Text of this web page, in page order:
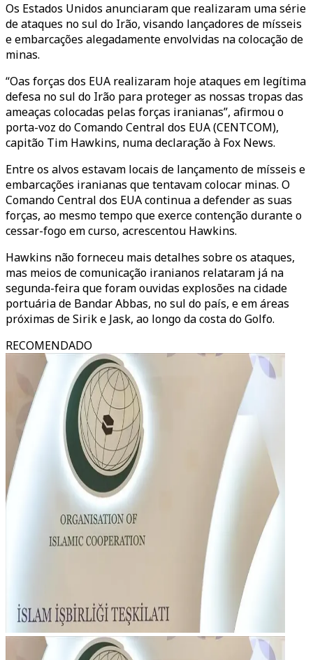
Os Estados Unidos anunciaram que realizaram uma série
de ataques no sul do Irão, visando lançadores de mísseis
e embarcações alegadamente envolvidas na colocação de
minas.
“Oas forças dos EUA realizaram hoje ataques em legítima
defesa no sul do Irão para proteger as nossas tropas das
ameaças colocadas pelas forças iranianas”, afirmou o
porta-voz do Comando Central dos EUA (CENTCOM),
capitão Tim Hawkins, numa declaração à Fox News.
Entre os alvos estavam locais de lançamento de mísseis e
embarcações iranianas que tentavam colocar minas. O
Comando Central dos EUA continua a defender as suas
forças, ao mesmo tempo que exerce contenção durante o
cessar-fogo em curso, acrescentou Hawkins.
Hawkins não forneceu mais detalhes sobre os ataques,
mas meios de comunicação iranianos relataram já na
segunda-feira que foram ouvidas explosões na cidade
portuária de Bandar Abbas, no sul do país, e em áreas
próximas de Sirik e Jask, ao longo da costa do Golfo.
RECOMENDADO